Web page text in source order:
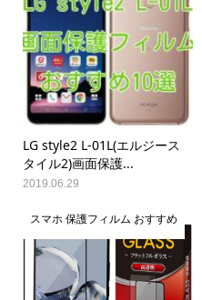
LG style2 L-01L(エルジース
タイル2)画面保護...
2019.06.29
スマホ 保護フィルム おすすめ